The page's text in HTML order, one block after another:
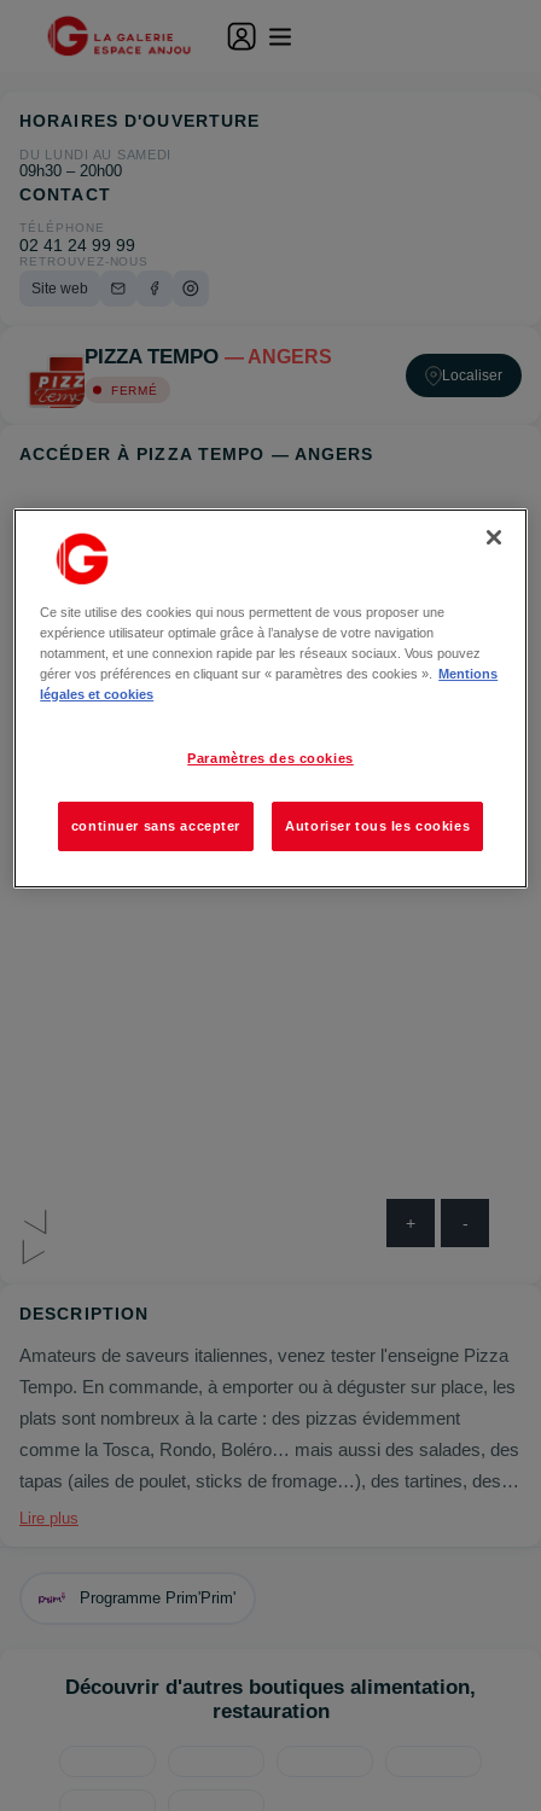
PIZZA TEMPO — ANGERS
FERMÉ
Localiser
ACCÉDER À PIZZA TEMPO — ANGERS
+ -
HORAIRES D'OUVERTURE
DU LUNDI AU SAMEDI
09h30 – 20h00
CONTACT
TÉLÉPHONE
02 41 24 99 99
RETROUVEZ-NOUS
Site web
DESCRIPTION
Amateurs de saveurs italiennes, venez tester l'enseigne Pizza
Tempo. En commande, à emporter ou à déguster sur place, les
plats sont nombreux à la carte : des pizzas évidemment
comme la Tosca, Rondo, Boléro… mais aussi des salades, des
tapas (ailes de poulet, sticks de fromage…), des tartines, des
pâtes mais aussi des desserts. Pizza Tempo propose aussi
Lire plus
Programme Prim'Prim'
Découvrir d'autres boutiques alimentation,
restauration
Ce site utilise des cookies qui nous permettent de vous proposer une
expérience utilisateur optimale grâce à l’analyse de votre navigation
notamment, et une connexion rapide par les réseaux sociaux. Vous pouvez
gérer vos préférences en cliquant sur « paramètres des cookies ».
Mentions
légales et cookies
Paramètres des cookies
continuer sans accepter Autoriser tous les cookies